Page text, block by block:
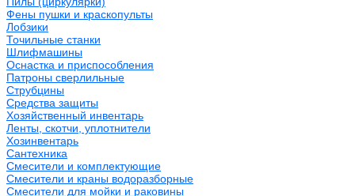
Фены пушки и краскопульты
Лобзики
Точильные станки
Шлифмашины
Оснастка и приспособления
Патроны сверлильные
Струбцины
Средства защиты
Хозяйственный инвентарь
Ленты, скотчи, уплотнители
Хозинвентарь
Сантехника
Смесители и комплектующие
Смесители и краны водоразборные
Смесители для мойки и раковины